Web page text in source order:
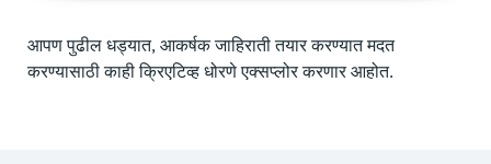
आपण पुढील धड्यात, आकर्षक जाहिराती तयार करण्यात मदत
करण्यासाठी काही क्रिएटिव्ह धोरणे एक्सप्लोर करणार आहोत.